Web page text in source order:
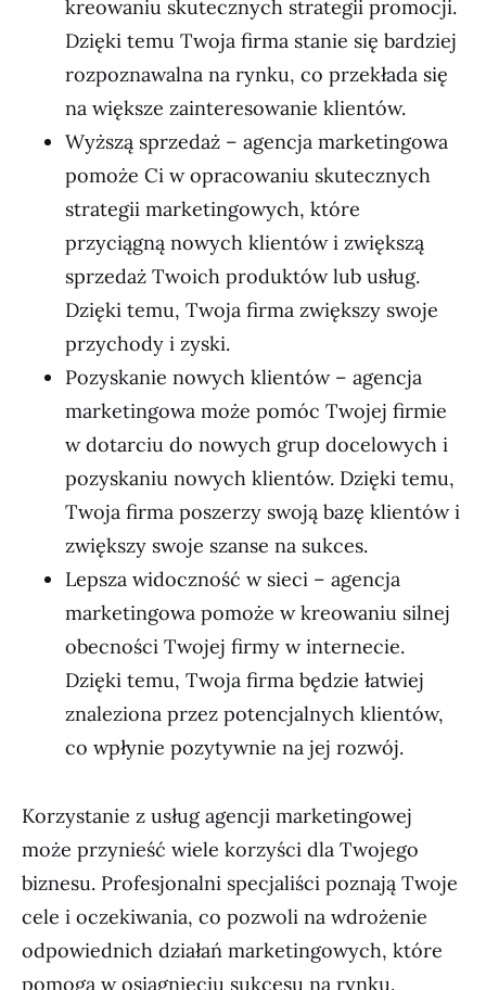
kreowaniu skutecznych strategii promocji.
Dzięki temu Twoja firma stanie się bardziej
rozpoznawalna na rynku, co przekłada się
na większe zainteresowanie klientów.
Wyższą sprzedaż – agencja marketingowa
pomoże Ci w opracowaniu skutecznych
strategii marketingowych, które
przyciągną nowych klientów i zwiększą
sprzedaż Twoich produktów lub usług.
Dzięki temu, Twoja firma zwiększy swoje
przychody i zyski.
Pozyskanie nowych klientów – agencja
marketingowa może pomóc Twojej firmie
w dotarciu do nowych grup docelowych i
pozyskaniu nowych klientów. Dzięki temu,
Twoja firma poszerzy swoją bazę klientów i
zwiększy swoje szanse na sukces.
Lepsza widoczność w sieci – agencja
marketingowa pomoże w kreowaniu silnej
obecności Twojej firmy w internecie.
Dzięki temu, Twoja firma będzie łatwiej
znaleziona przez potencjalnych klientów,
co wpłynie pozytywnie na jej rozwój.
Korzystanie z usług agencji marketingowej
może przynieść wiele korzyści dla Twojego
biznesu. Profesjonalni specjaliści poznają Twoje
cele i oczekiwania, co pozwoli na wdrożenie
odpowiednich działań marketingowych, które
pomogą w osiągnięciu sukcesu na rynku.